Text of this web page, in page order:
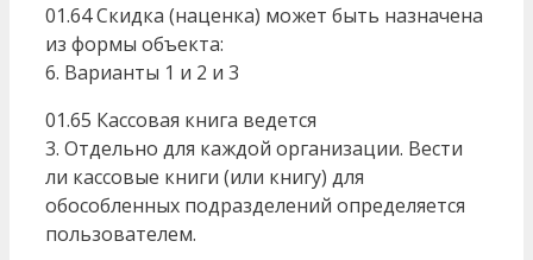
01.64 Скидка (наценка) может быть назначена
из формы объекта:
6. Варианты 1 и 2 и 3
01.65 Кассовая книга ведется
3. Отдельно для каждой организации. Вести
ли кассовые книги (или книгу) для
обособленных подразделений определяется
пользователем.